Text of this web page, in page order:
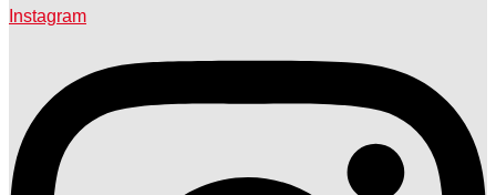
Instagram